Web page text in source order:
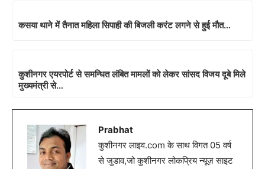
कसया थाने में तैनात महिला सिपाही की बिजली करंट लगने से हुई मौत…
कुशीनगर एयरपोर्ट से समन्धित लंबित मामलों को लेकर सांसद विजय दूबे मिले
मुख्यमंत्री से…
Prabhat
कुशीनगर लाइव.com के साथ विगत 05 वर्ष
से जुडाव,जो कुशीनगर लोकप्रिय न्यूज़ साइट